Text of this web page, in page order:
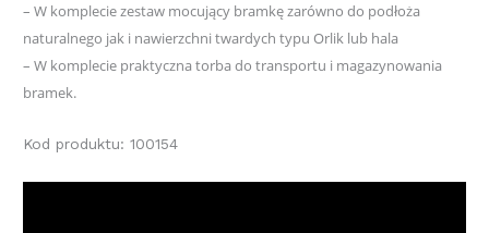
– W komplecie zestaw mocujący bramkę zarówno do podłoża
naturalnego jak i nawierzchni twardych typu Orlik lub hala
– W komplecie praktyczna torba do transportu i magazynowania
bramek.
Kod produktu: 100154